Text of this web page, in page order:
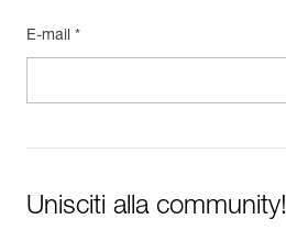
E-mail *
Unisciti alla community!